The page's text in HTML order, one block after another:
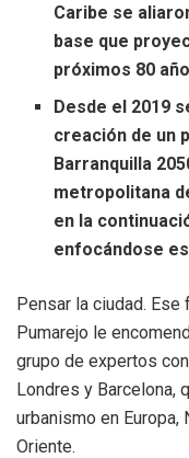
Caribe se
base que
próximos 80
Desde el 2019
creación de un
Barranquilla
metropolitana
en la
enfocándose
Pensar la ciudad.
Pumarejo le
grupo de expertos
Londres y Barcelona,
urbanismo en Europa,
Oriente.